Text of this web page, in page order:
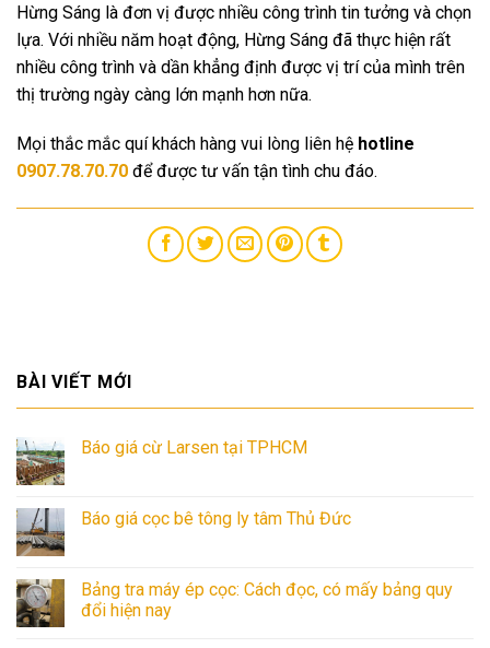
Hừng Sáng là đơn vị được nhiều công trình tin tưởng và chọn
lựa. Với nhiều năm hoạt động, Hừng Sáng đã thực hiện rất
nhiều công trình và dần khẳng định được vị trí của mình trên
thị trường ngày càng lớn mạnh hơn nữa.
Mọi thắc mắc quí khách hàng vui lòng liên hệ hotline
0907.78.70.70 để được tư vấn tận tình chu đáo.
BÀI VIẾT MỚI
Báo giá cừ Larsen tại TPHCM
Báo giá cọc bê tông ly tâm Thủ Đức
Bảng tra máy ép cọc: Cách đọc, có mấy bảng quy
đổi hiện nay